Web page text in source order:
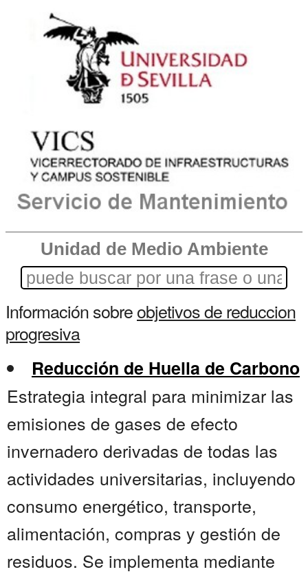
Unidad de Medio Ambiente
Información sobreobjetivos de reduccion
progresiva
Reducción de Huella de Carbono
Estrategia integral para minimizar las
emisiones de gases de efecto
invernadero derivadas de todas las
actividades universitarias, incluyendo
consumo energético, transporte,
alimentación, compras y gestión de
residuos. Se implementa mediante